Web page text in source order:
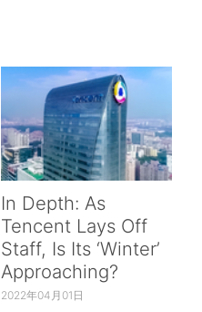
In Depth: As
Tencent Lays Off
Staff, Is Its ‘Winter’
Approaching?
2022年04月01日